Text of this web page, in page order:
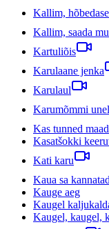
Kallim,
Kallim, saada
Kartuliõis
Karulaane jenka
Karulaul
Karumõmmi
Kas tunned maad
Kasatšokki
Kati karu
Kaua sa
Kauge aeg
Kaugel
Kaugel, kaugel,